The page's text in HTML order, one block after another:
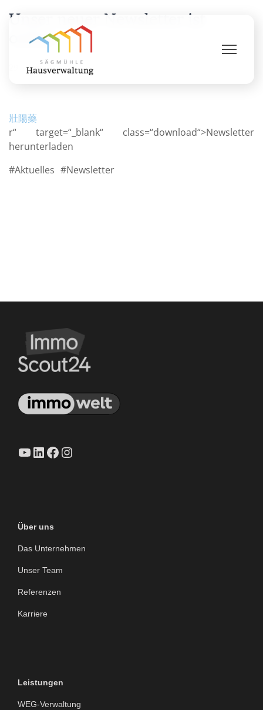
Unser neuer Newsletter ist
online
29. Oktober 2018 · 1 Min. Lesezeit
壯陽藥
r“ target=“_blank“ class=“download“>Newsletter
herunterladen
Aktuelles
Newsletter
YouTube
LinkedIn
Facebook
Instagram
Über uns
Das Unternehmen
Unser Team
Referenzen
Karriere
Leistungen
WEG-Verwaltung